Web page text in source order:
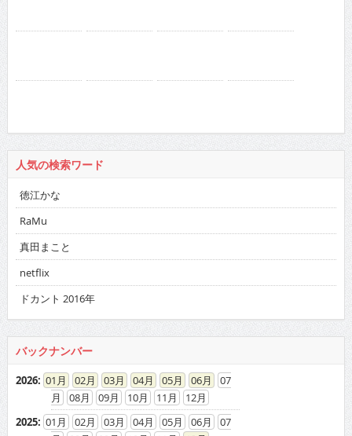
RaMu
真田まこと
netflix
ドカント 2016年
バックナンバー
2026:01 02
08
09 10 11
12
2025
: 01 02
2024: 01 02 03 04 05 06
07
08
09 10 11
12
2023: 01 02 03 04 05 06
07